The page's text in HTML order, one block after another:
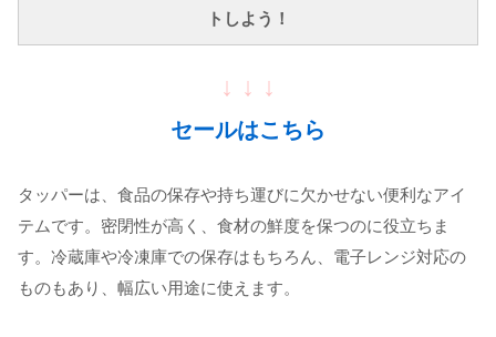
トしよう！
↓ ↓ ↓
セールはこちら
タッパーは、食品の保存や持ち運びに欠かせない便利なアイ
テムです。密閉性が高く、食材の鮮度を保つのに役立ちま
す。冷蔵庫や冷凍庫での保存はもちろん、電子レンジ対応の
ものもあり、幅広い用途に使えます。